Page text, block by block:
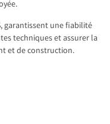
garantissent une fiabilité
techniques et assurer la
et de construction.